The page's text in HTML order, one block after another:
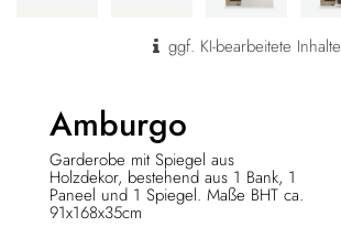
ggf. KI-bearbeitete Inhalte
Amburgo
Garderobe mit Spiegel aus
Holzdekor, bestehend aus 1 Bank, 1
Paneel und 1 Spiegel. Maße BHT ca.
91x168x35cm